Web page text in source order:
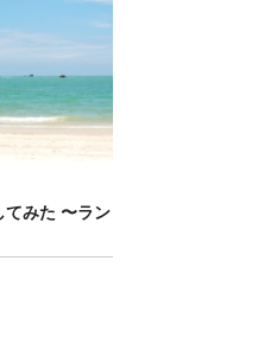
てみた 〜ラン